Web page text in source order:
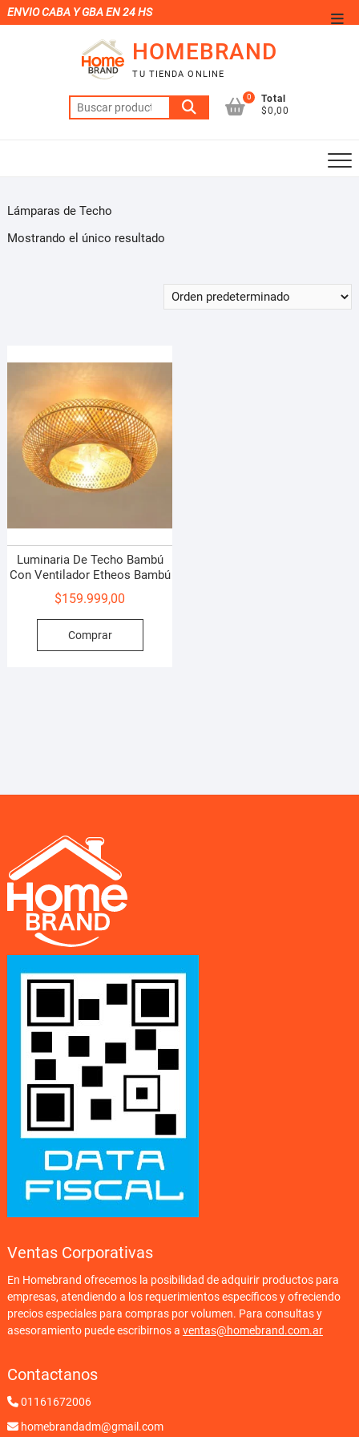
Saltar
al
ENVIO CABA Y GBA EN 24 HS
HOMEBRAND
TU TIENDA ONLINE
Buscar
por:
0
Total
$0,00
Lámparas de Techo
Mostrando el único resultado
Luminaria De Techo Bambú
Con Ventilador Etheos Bambú
$159.999,00
Comprar
Ventas Corporativas
En Homebrand ofrecemos la posibilidad de adquirir productos para
empresas, atendiendo a los requerimientos específicos y ofreciendo
precios especiales para compras por volumen. Para consultas y
asesoramiento puede escribirnos a ventas@homebrand.com.ar
Contactanos
01161672006
homebrandadm@gmail.com